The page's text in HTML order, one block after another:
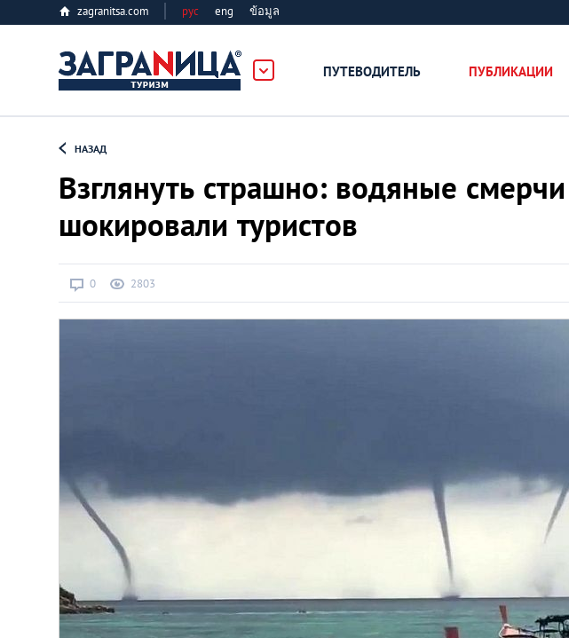
zagranitsa.com рус eng ข้อมูล
ПУТЕВОДИТЕЛЬ ПУБЛИКАЦИИ
Алматы
Лос-Анджелес
Париж
НАЗАД
Взглянуть страшно: водяные
шокировали туристов
0 2803